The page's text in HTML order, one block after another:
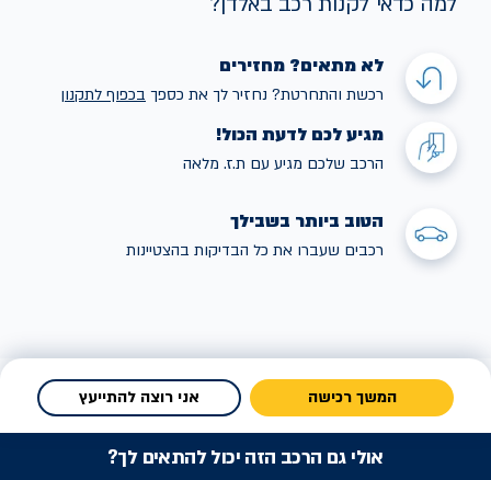
לא מתאים? מחזירים
רכשת והתחרטת? נחזיר לך את כספך בכפוף לתקנון
מגיע לכם לדעת הכול!
הרכב שלכם מגיע עם ת.ז. מלאה
הטוב ביותר בשבילך
רכבים שעברו את כל הבדיקות בהצטיינות
המשך רכישה אני רוצה להתייעץ
אולי גם הרכב הזה יכול להתאים לך?